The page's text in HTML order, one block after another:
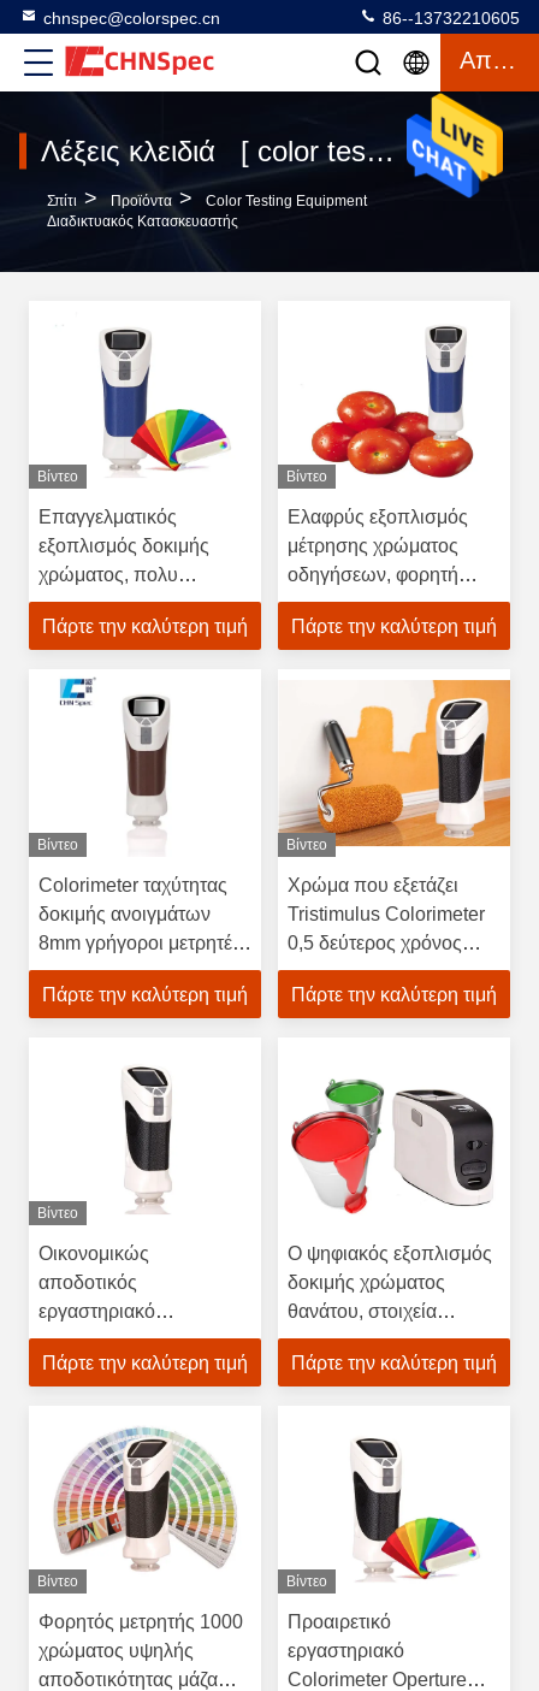
chnspec@colorspec.cn 86--13732210605
Απόσπασμα
Λέξεις κλειδιά [ color testing equipment ] Αντιστοιχία 120 προϊόντα
Σπίτι > Προϊόντα >
Color Testing Equipment
Διαδικτυακός Κατασκευαστής
Βίντεο
Επαγγελματικός
εξοπλισμός δοκιμής
χρώματος, πολυ
Colorimeter παραμέτρου
εξέταση καμερών
Πάρτε την καλύτερη τιμή
Βίντεο
Ελαφρύς εξοπλισμός
μέτρησης χρώματος
οδηγήσεων, φορητή
Colorimeter ακριβής
ανάλυση χρώματος
Πάρτε την καλύτερη τιμή
Βίντεο
Colorimeter ταχύτητας
δοκιμής ανοιγμάτων
8mm γρήγοροι μετρητές
διαφοράς χρώματος για
τη δοκιμή χρώματος
Πάρτε την καλύτερη τιμή
Βίντεο
Χρώμα που εξετάζει
Tristimulus Colorimeter
0,5 δεύτερος χρόνος
μέτρησης για το
αυτοκίνητο
Πάρτε την καλύτερη τιμή
Βίντεο
Οικονομικώς
αποδοτικός
εργαστηριακό
Colorimeter YI μετρητής
ανάλυσης χρώματος
Πάρτε την καλύτερη τιμή
Ο ψηφιακός εξοπλισμός
δοκιμής χρώματος
θανάτου, στοιχεία
χρωματίζει
Spectrophotometer 0 -
Πάρτε την καλύτερη τιμή
Βίντεο
Φορητός μετρητής 1000
χρώματος υψηλής
αποδοτικότητας μάζα
Βίντεο
Προαιρετικό
εργαστηριακό
Colorimeter Operture